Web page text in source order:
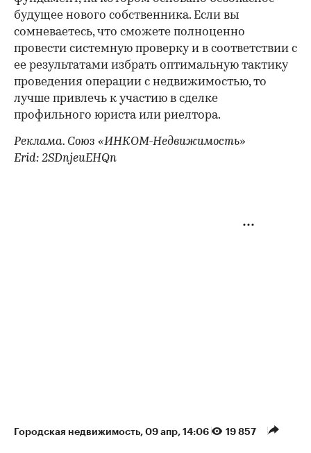
будущее нового собственника. Если вы
сомневаетесь, что сможете полноценно
провести системную проверку и в соответствии с
ее результатами избрать оптимальную тактику
проведения операции с недвижимостью, то
лучше привлечь к участию в сделке
профильного юриста или риелтора.
Реклама. Союз «ИНКОМ-Недвижимость»
Erid: 2SDnjeuEHQn
Городская недвижимость 09 апр, 14:06 19 857